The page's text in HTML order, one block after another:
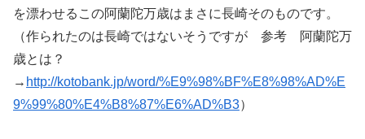
を漂わせるこの阿蘭陀万歳はまさに長崎そのものです。
（作られたのは長崎ではないそうですが 参考 阿蘭陀万
歳とは？
→ http://kotobank.jp/word/%E9%98%BF%E8%98%AD%E
9%99%80%E4%B8%87%E6%AD%B3）